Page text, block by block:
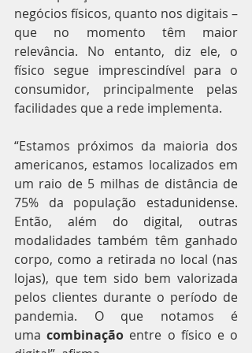
negócios físicos, quanto nos digitais –
que no momento têm maior
relevância. No entanto, diz ele, o
físico segue imprescindível para o
consumidor, principalmente pelas
facilidades que a rede implementa.
“Estamos próximos da maioria dos
americanos, estamos localizados em
um raio de 5 milhas de distância de
75% da população estadunidense.
Então, além do digital, outras
modalidades também têm ganhado
corpo, como a retirada no local (nas
lojas), que tem sido bem valorizada
pelos clientes durante o período de
pandemia. O que notamos é
uma combinação entre o físico e o